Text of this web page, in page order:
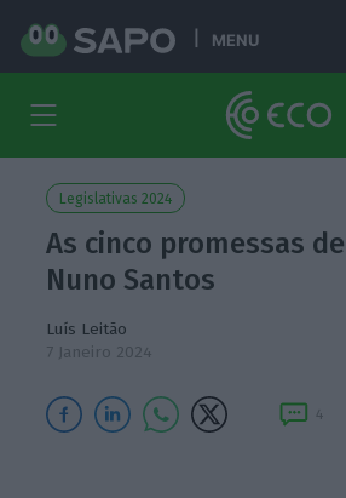
MENU
Legislativas 2024
As cinco promessas
Nuno Santos
Luís Leitão
7 Janeiro 2024
4